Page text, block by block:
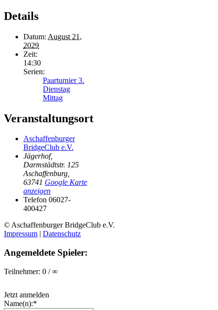
Details
Datum: August 21,
2029
Zeit:
14:30
Serien:
Paarturnier 3.
Dienstag
Mittag
Veranstaltungsort
Aschaffenburger
BridgeClub e.V.
Jägerhof,
Darmstädtstr. 125
Aschaffenburg,
63741 Google Karte
anzeigen
Telefon 06027-
400427
© Aschaffenburger BridgeClub e.V.
Impressum | Datenschutz
Angemeldete Spieler:
Teilnehmer: 0 / ∞
Jetzt anmelden
Name(n):*